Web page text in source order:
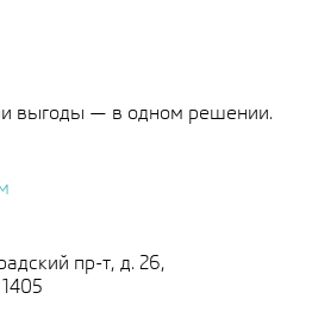
выгоды — в одном решении.
пр-т, д. 26,